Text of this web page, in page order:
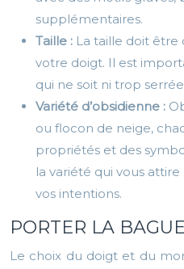
supplémentaires.
Taille : La taille doit
votre doigt. Il est
qui ne soit ni trop
Variété d’obsidienne :
ou flocon de neige,
propriétés et des
la variété qui vous
vos intentions.
PORTER LA BAGUE
Le choix du doigt et du